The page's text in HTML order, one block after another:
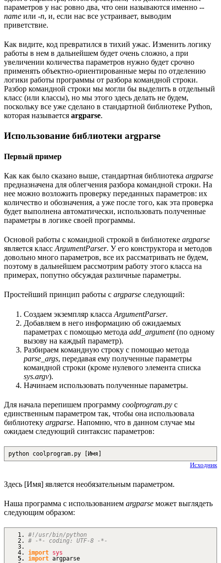
параметров у нас ровно два, что они называются именно --
name или -n, и, если нас все устраивает, выводим
приветствие.
Как видите, код превратился в тихий ужас. Изменить логику
работы в нем в дальнейшем будет очень сложно, а при
увеличении количества параметров нужно будет срочно
применять объектно-ориентированные меры по отделению
логики работы программы от разбора командной строки.
Разбор командной строки мы могли бы выделить в отдельный
класс (или классы), но мы этого здесь делать не будем,
поскольку все уже сделано в стандартной библиотеке Python,
которая называется argparse.
Использование библиотеки argparse
Первый пример
Как как было сказано выше, стандартная библиотека argparse
предназначена для облегчения разбора командной строки. На
нее можно возложить проверку переданных параметров: их
количество и обозначения, а уже после того, как эта проверка
будет выполнена автоматически, использовать полученные
параметры в логике своей программы.
Основой работы с командной строкой в библиотеке argparse
является класс ArgumentParser. У его конструктора и методов
довольно много параметров, все их рассматривать не будем,
поэтому в дальнейшем рассмотрим работу этого класса на
примерах, попутно обсуждая различные параметры.
Простейший принцип работы с argparse следующий:
Создаем экземпляр класса ArgumentParser.
Добавляем в него информацию об ожидаемых
параметрах с помощью метода add_argument(по одному
вызову на каждый параметр).
Разбираем командную строку с помощью метода
parse_args, передавая ему полученные параметры
командной строки (кроме нулевого элемента списка
sys.argv).
Начинаем использовать полученные параметры.
Для начала перепишем программу coolprogram.py с
единственным параметром так, чтобы она использовала
библиотеку argparse. Напомню, что в данном случае мы
ожидаем следующий синтаксис параметров:
python coolprogram.py [Имя]
Исходник
Здесь [Имя] является необязательным параметром.
Наша программа с использованием argparse может выглядеть
следующим образом:
#!/usr/bin/python
# -*- coding: UTF-8 -*-
import sys
import argparse